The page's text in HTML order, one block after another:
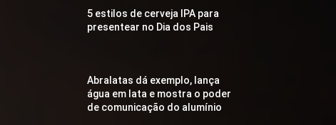
5 estilos de cerveja IPA para
presentear no Dia dos Pais
Abralatas dá exemplo, lança
água em lata e mostra o poder
de comunicação do alumínio